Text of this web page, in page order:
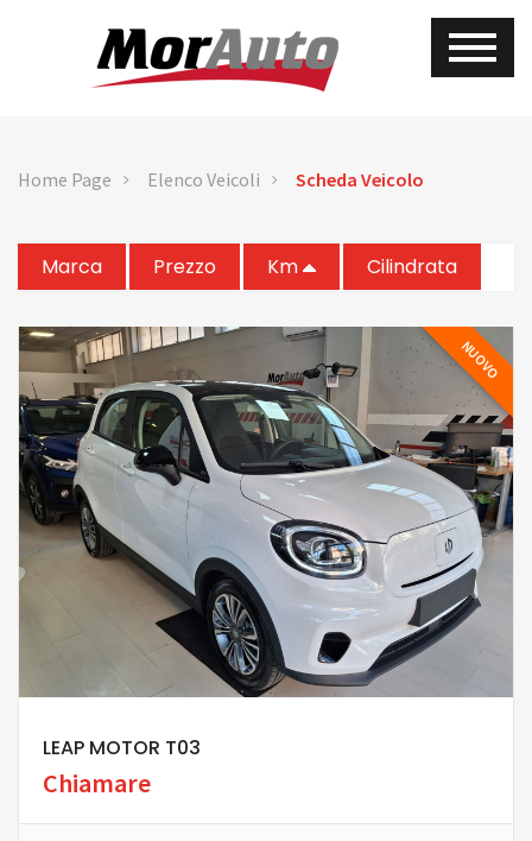
Home Page Elenco Veicoli Scheda Veicolo
Marca Prezzo Km Cilindrata
NUOVO
LEAP MOTOR T03
Chiamare